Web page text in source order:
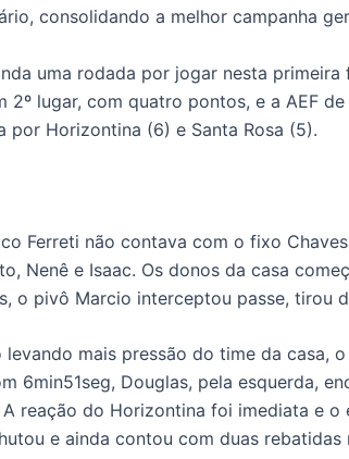
consolidando a melhor campanha
uma rodada por jogar nesta
2º lugar, com quatro pontos, e a AEF
por Horizontina (6) e Santa Rosa (5).
Ferreti não contava com o fixo
Nenê e Isaac. Os donos da casa
o pivô Marcio interceptou passe, tirou
levando mais pressão do time da casa,
6min51seg, Douglas, pela esquerda,
reação do Horizontina foi imediata e
e ainda contou com duas